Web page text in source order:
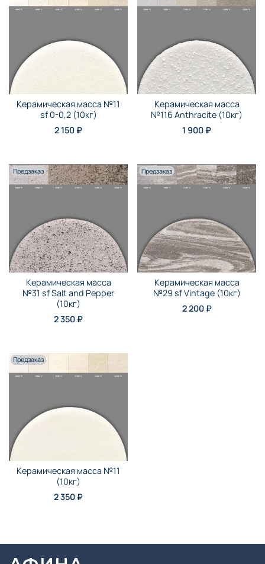
Керамическая масса №11
sf 0-0,2 (10кг)
2 150 ₽
Керамическая масса
№116 Anthraсite (10кг)
1 900 ₽
Предзаказ
Керамическая масса
№31 sf Salt and Pepper
(10кг)
2 350 ₽
Предзаказ
Керамическая масса
№29 sf Vintage (10кг)
2 200 ₽
Предзаказ
Керамическая масса №11
(10кг)
2 350 ₽